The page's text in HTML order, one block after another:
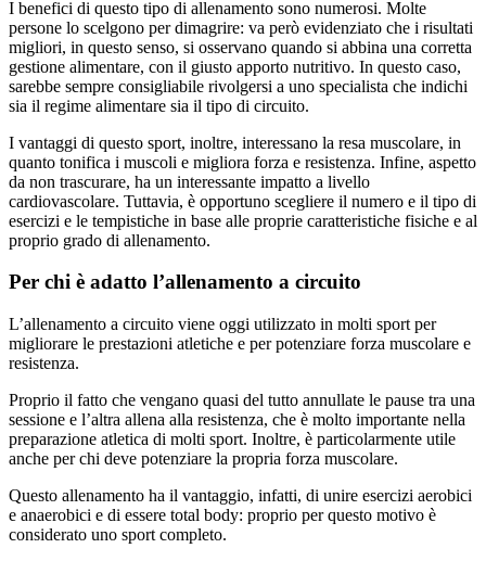
I benefici di questo tipo di allenamento sono numerosi. Molte
persone lo scelgono per dimagrire: va però evidenziato che i risultati
migliori, in questo senso, si osservano quando si abbina una corretta
gestione alimentare, con il giusto apporto nutritivo. In questo caso,
sarebbe sempre consigliabile rivolgersi a uno specialista che indichi
sia il regime alimentare sia il tipo di circuito.
I vantaggi di questo sport, inoltre, interessano la resa muscolare, in
quanto tonifica i muscoli e migliora forza e resistenza. Infine, aspetto
da non trascurare, ha un interessante impatto a livello
cardiovascolare. Tuttavia, è opportuno scegliere il numero e il tipo di
esercizi e le tempistiche in base alle proprie caratteristiche fisiche e al
proprio grado di allenamento.
Per chi è adatto l’allenamento a circuito
L’allenamento a circuito viene oggi utilizzato in molti sport per
migliorare le prestazioni atletiche e per potenziare forza muscolare e
resistenza.
Proprio il fatto che vengano quasi del tutto annullate le pause tra una
sessione e l’altra allena alla resistenza, che è molto importante nella
preparazione atletica di molti sport. Inoltre, è particolarmente utile
anche per chi deve potenziare la propria forza muscolare.
Questo allenamento ha il vantaggio, infatti, di unire esercizi aerobici
e anaerobici e di essere total body: proprio per questo motivo è
considerato uno sport completo.